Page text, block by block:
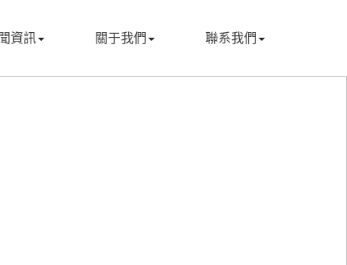
資訊 關于我們 聯系我們